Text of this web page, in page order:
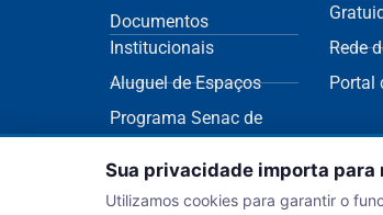
Documentos
Institucionais
Aluguel de Espaços
Programa Senac de
Sustentabilidade
(ECOS)
Rede
Portal
Sua privacidade importa para
Utilizamos cookies para garantir o